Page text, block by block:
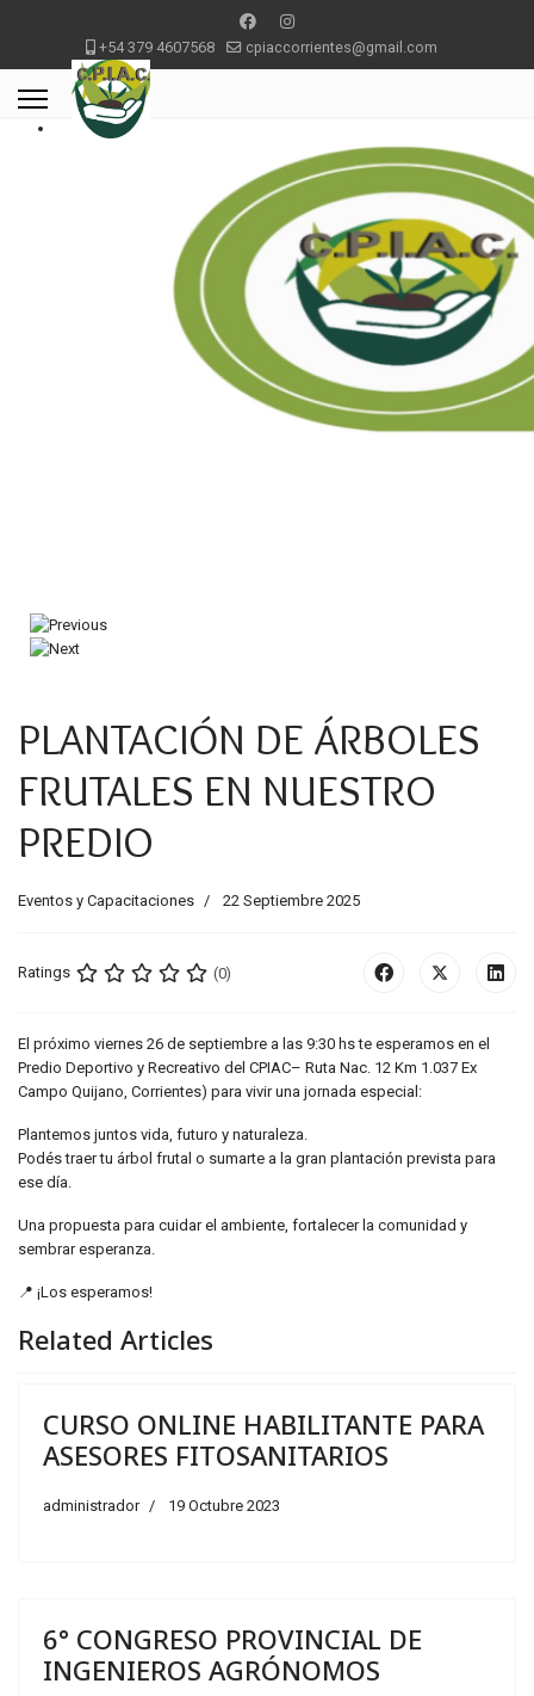
+54 379 4607568 cpiaccorrientes@gmail.com
PLANTACIÓN DE ÁRBOLES
FRUTALES EN NUESTRO
PREDIO
Eventos y Capacitaciones 22 Septiembre 2025
Ratings (0)
El próximo viernes 26 de septiembre a las 9:30 hs te esperamos en el
Predio Deportivo y Recreativo del CPIAC– Ruta Nac. 12 Km 1.037 Ex
Campo Quijano, Corrientes) para vivir una jornada especial:
Plantemos juntos vida, futuro y naturaleza.
Podés traer tu árbol frutal o sumarte a la gran plantación prevista para
ese día.
Una propuesta para cuidar el ambiente, fortalecer la comunidad y
sembrar esperanza.
📍 ¡Los esperamos!
Related Articles
CURSO ONLINE HABILITANTE PARA
ASESORES FITOSANITARIOS
administrador 19 Octubre 2023
6° CONGRESO PROVINCIAL DE
INGENIEROS AGRÓNOMOS